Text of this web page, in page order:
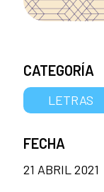
CATEGORÍA
LETRAS
FECHA
21 ABRIL 2021